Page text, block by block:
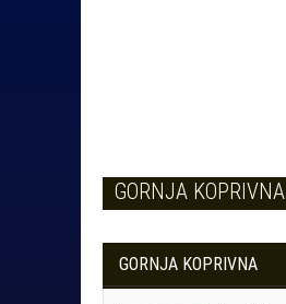
GORNJA KOPRIVNA
GORNJA KOPRIVNA